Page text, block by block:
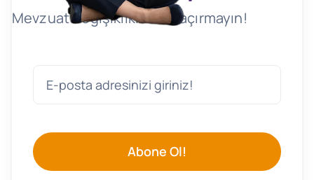
Mevzuat Değişikliklerini Kaçırmayın!
Abone Ol!